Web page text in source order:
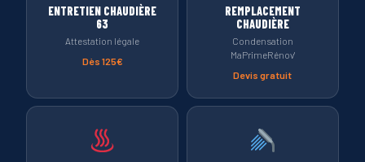
ENTRETIEN CHAUDIÈRE
63
Attestation légale
Dès 125€
REMPLACEMENT
CHAUDIÈRE
Condensation
MaPrimeRénov'
Devis gratuit